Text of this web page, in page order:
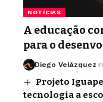
NOTÍCIAS
A educação
para o
Diego Velázquez
Projeto
tecnologia a